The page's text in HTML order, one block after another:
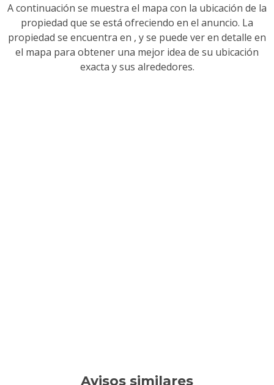
A continuación se muestra el mapa con la ubicación de la
propiedad que se está ofreciendo en el anuncio. La
propiedad se encuentra en , y se puede ver en detalle en
el mapa para obtener una mejor idea de su ubicación
exacta y sus alrededores.
Avisos similares